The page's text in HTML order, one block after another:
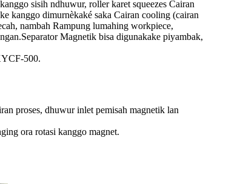
sisih ndhuwur, roller karet squeezes Cairan
kanggo dimurnèkaké saka Cairan cooling (cairan
nambah Rampung lumahing workpiece,
Magnetik bisa digunakake piyambak,
500.
proses, dhuwur inlet pemisah magnetik lan
ora rotasi kanggo magnet.